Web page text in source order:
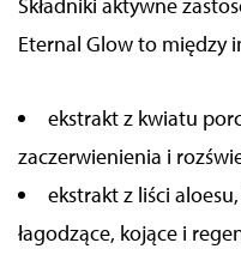
Eternal Glow to między
ekstrakt z kwiatu
zaczerwienienia i
ekstrakt z liści
łagodzące, kojące i